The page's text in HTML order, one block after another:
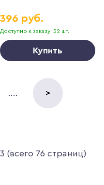
Доступно к заказу: 52 шт.
396 руб.
Купить
.... >
(всего 76 страниц)